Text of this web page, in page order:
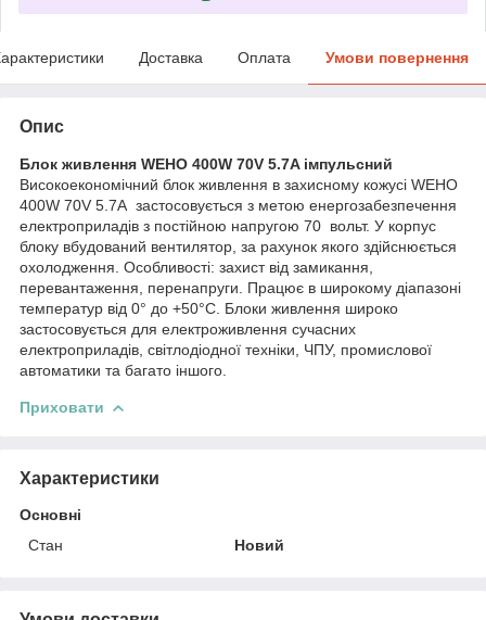
Доставка Оплата Умови повернення
Опис
Блок живлення WEHO 400W 70V 5.7A імпульсний
Високоекономічний блок живлення в захисному кожусі WEHO
400W 70V 5.7A застосовується з метою енергозабезпечення
електроприладів з постійною напругою 70 вольт. У корпус
блоку вбудований вентилятор, за рахунок якого здійснюється
охолодження. Особливості: захист від замикання,
перевантаження, перенапруги. Працює в широкому діапазоні
температур від 0° до +50°C. Блоки живлення широко
застосовується для електроживлення сучасних
електроприладів, світлодіодної техніки, ЧПУ, промислової
автоматики та багато іншого.
Приховати
Характеристики
Основні
Стан
Новий